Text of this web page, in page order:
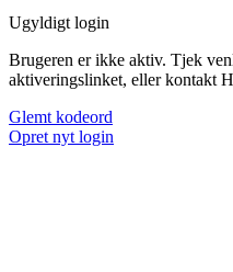
Ugyldigt login
Brugeren er ikke aktiv. Tjek
aktiveringslinket, eller kontakt
Glemt kodeord
Opret nyt login